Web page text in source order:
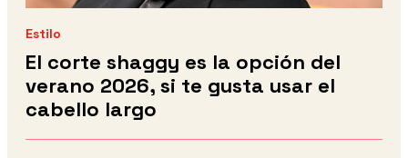
Estilo
El corte shaggy es la opción del
verano 2026, si te gusta usar el
cabello largo